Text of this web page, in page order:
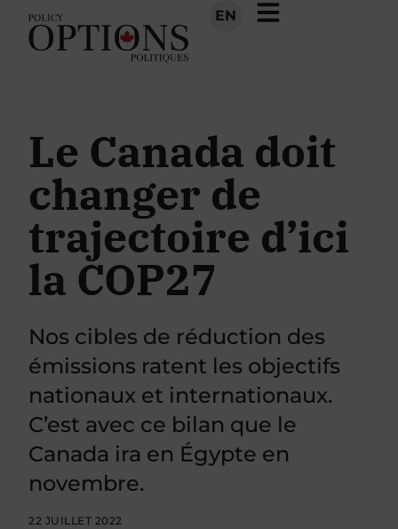
EN
Le Canada doit
changer de
trajectoire d’ici
la COP27
Nos cibles de réduction des
émissions ratent les objectifs
nationaux et internationaux.
C’est avec ce bilan que le
Canada ira en Égypte en
novembre.
22 JUILLET 2022